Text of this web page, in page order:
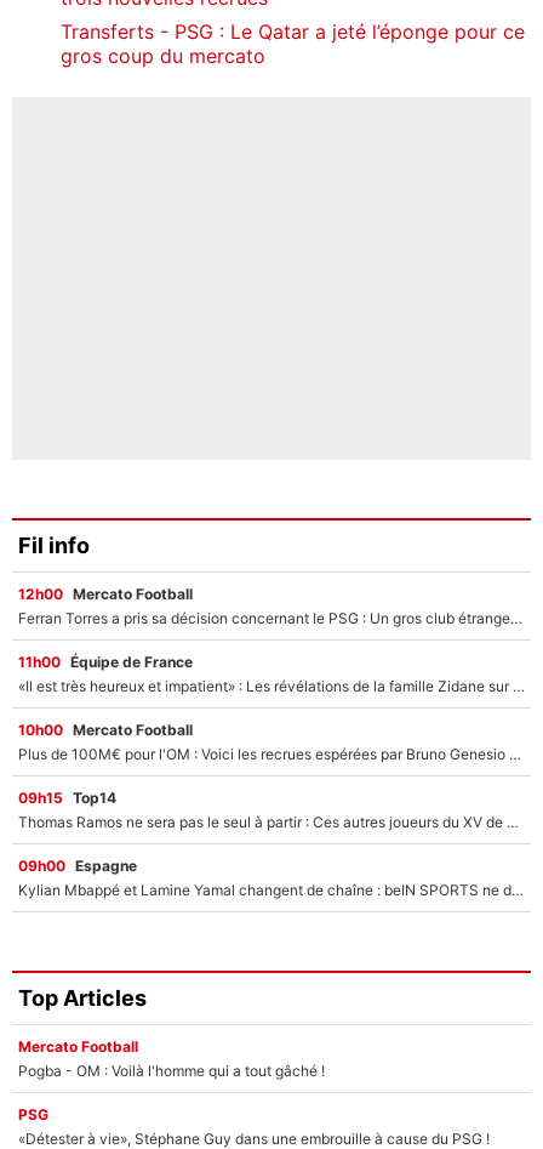
Transferts - PSG : Le Qatar a jeté l’éponge pour ce
gros coup du mercato
Fil info
12h00 Mercato Football
Ferran Torres a pris sa décision concernant le PSG : Un gros club étranger prêt à relancer le feuilleton pour la signature du champion du monde 2026 !
11h00 Équipe de France
«Il est très heureux et impatient» : Les révélations de la famille Zidane sur sa prise de pouvoir en équipe de France !
10h00 Mercato Football
Plus de 100M€ pour l'OM : Voici les recrues espérées par Bruno Genesio et Grégory Lorenzi après l’opération dégraissage
09h15 Top14
Thomas Ramos ne sera pas le seul à partir : Ces autres joueurs du XV de France pourraient aussi quitter le Stade Toulousain, un club de Top 14 est déjà sur les rangs
09h00 Espagne
Kylian Mbappé et Lamine Yamal changent de chaîne : beIN SPORTS ne digère pas cette décision historique et prédit un fiasco pour la Liga
Top Articles
Mercato Football
Pogba - OM : Voilà l'homme qui a tout gâché !
PSG
«Détester à vie», Stéphane Guy dans une embrouille à cause du PSG !